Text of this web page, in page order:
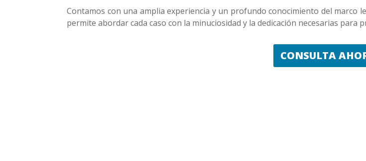
Contamos con una amplia experiencia y un profundo conocimiento del marco
permite abordar cada caso con la minuciosidad y la dedicación necesarias
CONSULTA